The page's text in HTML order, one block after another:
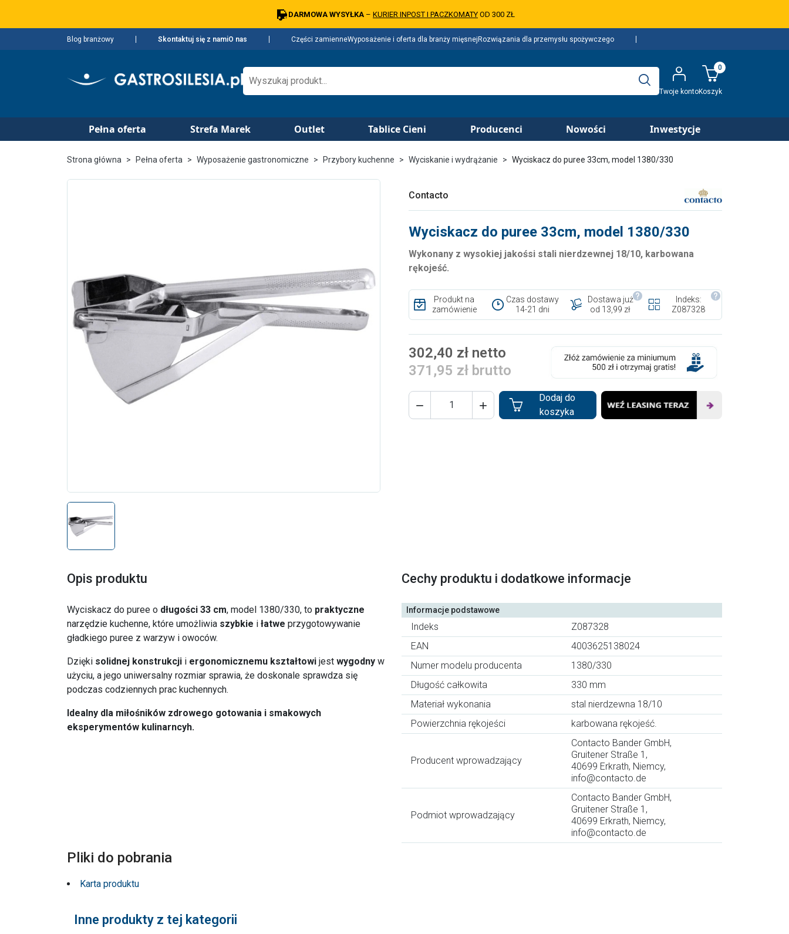
DARMOWA WYSYŁKA – KURIER INPOST I PACZKOMATY OD 300 ZŁ
Blog branżowy Skontaktuj się z namiO nas Części zamienneWyposażenie i oferta dla branży mięsnejRozwiązania dla przemysłu spożywczego
Twoje kontoKoszyk
0
Pełna oferta Strefa Marek Outlet Tablice Cieni Producenci Nowości Inwestycje
Strona główna Pełna oferta Wyposażenie gastronomiczne Przybory kuchenne Wyciskanie i wydrążanie Wyciskacz do puree 33cm, model 1380/330
Contacto
Wyciskacz do puree 33cm, model 1380/330
Wykonany z wysokiej jakośsi stali nierdzewnej 18/10, karbowana
rękojeść.
Produkt na
zamówienie
Czas dostawy
14-21 dni
Dostawa już
od 13,99 zł
Indeks:
Z087328
302,40 zł netto
371,95 zł brutto
 
Dodaj do
koszyka
Opis produktu
Wyciskacz do puree o długości 33 cm, model 1380/330, to praktyczne
narzędzie kuchenne, które umożliwia szybkie i łatwe przygotowywanie
gładkiego puree z warzyw i owoców.
Dzięki solidnej konstrukcji i ergonomicznemu kształtowi jest wygodny w
użyciu, a jego uniwersalny rozmiar sprawia, że doskonale sprawdza się
podczas codziennych prac kuchennych.
Idealny dla miłośników zdrowego gotowania i smakowych
eksperymentów kulinarncyh.
Cechy produktu i dodatkowe informacje
Informacje podstawowe
Indeks
Z087328
EAN
4003625138024
Numer modelu producenta
1380/330
Długość całkowita
330 mm
Materiał wykonania
stal nierdzewna 18/10
Powierzchnia rękojeści
karbowana rękojeść.
Producent wprowadzający
Contacto Bander GmbH,
Gruitener Straße 1,
40699 Erkrath, Niemcy,
info@contacto.de
Podmiot wprowadzający
Contacto Bander GmbH,
Gruitener Straße 1,
40699 Erkrath, Niemcy,
info@contacto.de
Pliki do pobrania
Karta produktu
Inne produkty z tej kategorii